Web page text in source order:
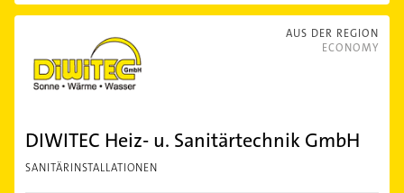
AUS DER REGION
ECONOMY
DIWITEC Heiz- u. Sanitärtechnik GmbH
SANITÄRINSTALLATIONEN